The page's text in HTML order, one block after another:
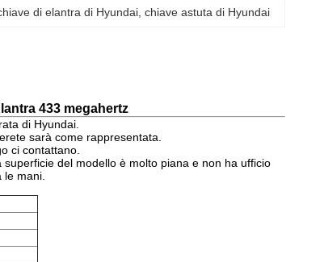
di elantra di Hyundai , chiave astuta di Hyundai
433 megahertz
di Hyundai.
sarà come rappresentata.
ci contattano.
del modello è molto piana e non ha ufficio
mani.